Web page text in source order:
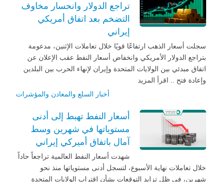
تراجع الدولار وانحسار مخاوف
التضخم بعد اتفاق أمريكي
إيراني
سجلت أسعار الذهب ارتفاعًا قويًا خلال تعاملات الإثنين، مدعومة
بتراجع الدولار الأمريكي وانخفاض أسعار النفط عقب الإعلان عن
اتفاق مبدئي بين الولايات المتحدة وإيران لإنهاء الحرب بين البلدين
وإعادة فتح .. اقرأ المزيد
أخبار السلع والمعادن والمؤشرات
أسعار النفط تهبط إلى أدنى
مستوياتها في شهرين وسط
آمال باتفاق أميركي إيراني
شهدت أسعار النفط العالمية تراجعاً حاداً
خلال تعاملات نهاية الأسبوع، لتسجل أدنى مستوياتها منذ نحو
شهرين، في ظل تزايد التوقعات بشأن اقتراب الولايات المتحدة